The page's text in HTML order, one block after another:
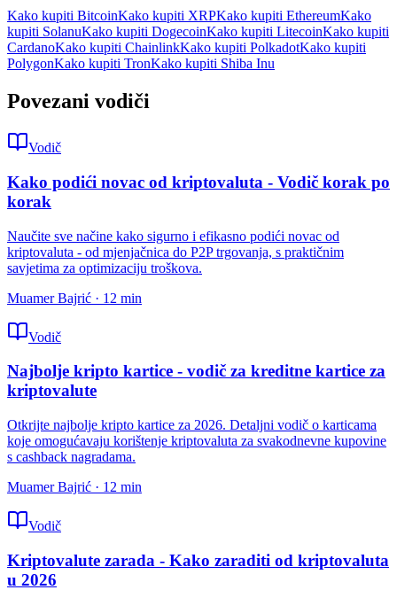
Kako kupiti BitcoinKako kupiti XRPKako kupiti EthereumKako
kupiti SolanuKako kupiti DogecoinKako kupiti LitecoinKako kupiti
CardanoKako kupiti ChainlinkKako kupiti PolkadotKako kupiti
PolygonKako kupiti TronKako kupiti Shiba Inu
Povezani vodiči
Vodič
Kako podići novac od kriptovaluta - Vodič korak po
korak
Naučite sve načine kako sigurno i efikasno podići novac od
kriptovaluta - od mjenjačnica do P2P trgovanja, s praktičnim
savjetima za optimizaciju troškova.
Muamer Bajrić · 12 min
Vodič
Najbolje kripto kartice - vodič za kreditne kartice za
kriptovalute
Otkrijte najbolje kripto kartice za 2026. Detaljni vodič o karticama
koje omogućavaju korištenje kriptovaluta za svakodnevne kupovine
s cashback nagradama.
Muamer Bajrić · 12 min
Vodič
Kriptovalute zarada - Kako zaraditi od kriptovaluta
u 2026